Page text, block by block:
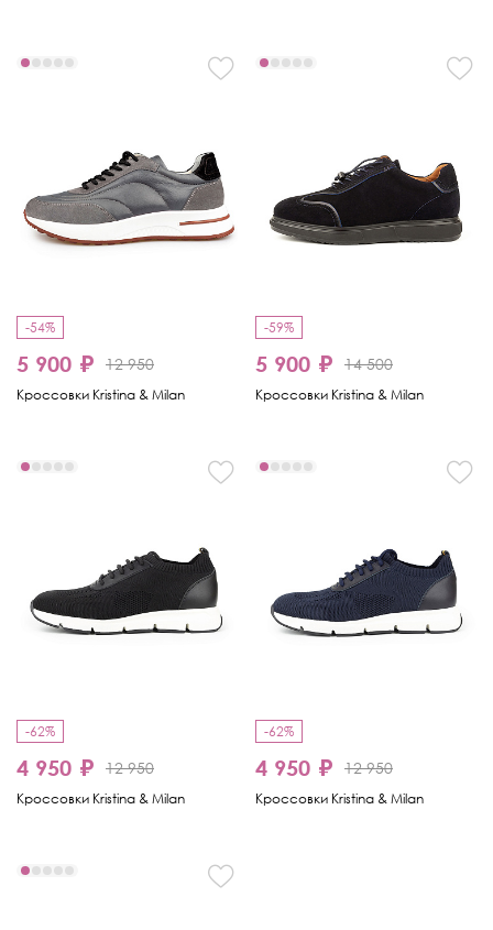
-54%
5 900 ₽ 12 950
Кроссовки Kristina & Milan
-59%
5 900 ₽ 14 500
Кроссовки Kristina & Milan
-62%
4 950 ₽ 12 950
Кроссовки Kristina & Milan
-62%
4 950 ₽ 12 950
Кроссовки Kristina & Milan